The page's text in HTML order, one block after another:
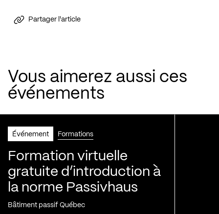
Partager l'article
Vous aimerez aussi ces
événements
Événement Formations
Formation virtuelle
gratuite d’introduction à
la norme Passivhaus
Bâtiment passif Québec